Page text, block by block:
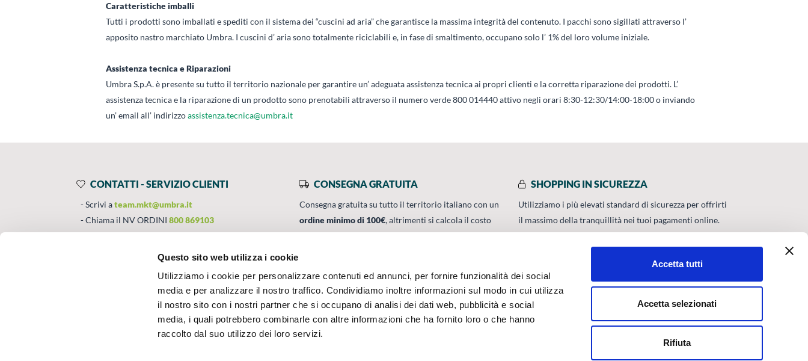
Questo sito web utilizza i cookie
Utilizziamo i cookie per personalizzare contenuti ed annunci, per fornire funzionalità dei social
media e per analizzare il nostro traffico. Condividiamo inoltre informazioni sul modo in cui utilizza
il nostro sito con i nostri partner che si occupano di analisi dei dati web, pubblicità e social
media, i quali potrebbero combinarle con altre informazioni che ha fornito loro o che hanno
raccolto dal suo utilizzo dei loro servizi.
Accetta tutti
Accetta selezionati
Rifiuta
Caratteristiche imballi
Tutti i prodotti sono imballati e spediti con il sistema dei “cuscini ad aria” che garantisce la massima integrità del contenuto. I pacchi sono sigillati attraverso l’
apposito nastro marchiato Umbra. I cuscini d’ aria sono totalmente riciclabili e, in fase di smaltimento, occupano solo l’ 1% del loro volume iniziale.
Assistenza tecnica e Riparazioni
Umbra S.p.A. è presente su tutto il territorio nazionale per garantire un’ adeguata assistenza tecnica ai propri clienti e la corretta riparazione dei prodotti. L’
assistenza tecnica e la riparazione di un prodotto sono prenotabili attraverso il numero verde 800 014440 attivo negli orari 8:30-12:30/14:00-18:00 o inviando
un’ email all’ indirizzoassistenza.tecnica@umbra.it
CONTATTI - SERVIZIO CLIENTI
Scrivi ateam.mkt@umbra.it
Chiama il NV ORDINI 800 869103
Chiama il NV ASSISTENZA TECNICA800 014440
CONSEGNA GRATUITA
Consegna gratuita su tutto il territorio italiano con un
ordine minimo di 100€, altrimenti si calcola il costo
della consegna in base alle condizioni contrattuali.
SHOPPING IN SICUREZZA
Utilizziamo i più elevati standard di sicurezza per offrirti
il massimo della tranquillità nei tuoi pagamenti online.
CHI SIAMO
Corsi
Chi siamo
Camici
SERVIZI
Contatti
Condizioni di vendita
UMBRA CERTIFICATA UNI EN
ISO
UMBRA S.P.A.
UMBRA S.p.A © 2023
Via Madonna Alta, 138 - 06128 Perugia